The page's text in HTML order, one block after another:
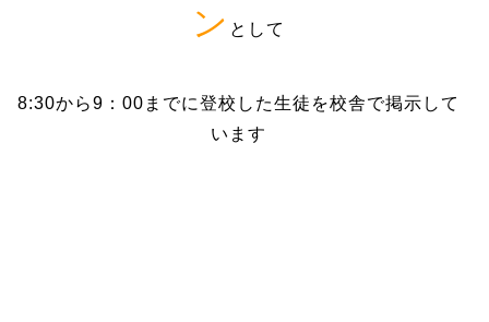
ン として
8:30から9：00までに登校した生徒を校舎で掲示して
います